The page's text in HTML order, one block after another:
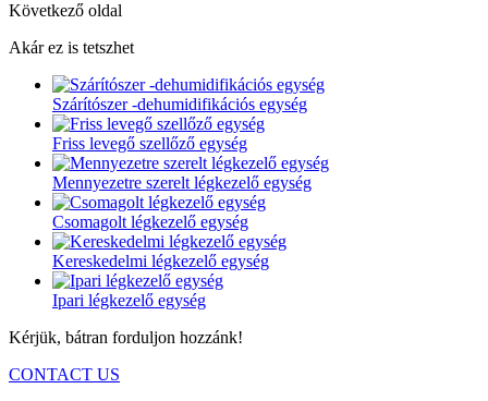
Következő oldal
Akár ez is tetszhet
Szárítószer -dehumidifikációs egység
Friss levegő szellőző egység
Mennyezetre szerelt légkezelő egység
Csomagolt légkezelő egység
Kereskedelmi légkezelő egység
Ipari légkezelő egység
Kérjük, bátran forduljon hozzánk!
CONTACT US